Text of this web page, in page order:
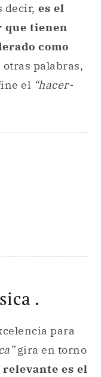
decir, es el
que tienen
como
otras palabras,
el “hacer-
.
para
gira en torno
relevante es el